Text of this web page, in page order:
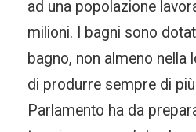
ad una popolazione
milioni. I bagni sono
bagno, non almeno nella
di produrre sempre di
Parlamento ha da